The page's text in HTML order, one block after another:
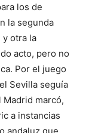
los de
la segunda
y otra la
acto, pero no
Por el juego
Sevilla seguía
marcó,
a instancias